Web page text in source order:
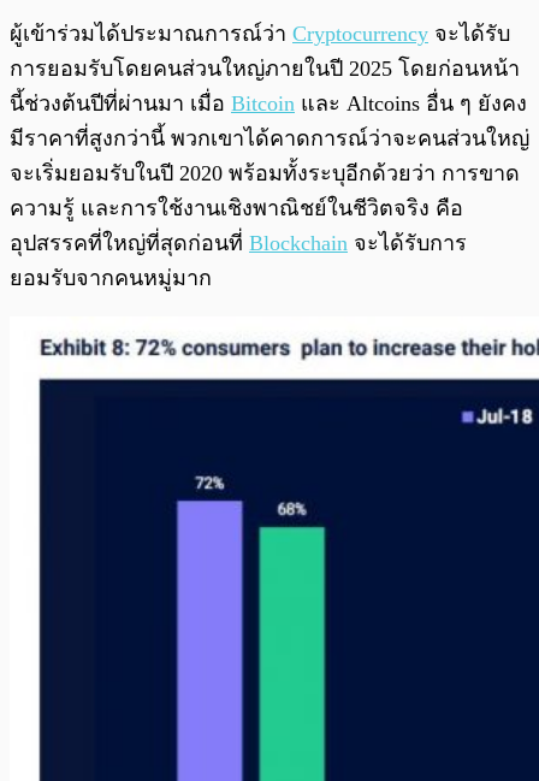
ผู้เข้าร่วมได้ประมาณการณ์ว่า Cryptocurrency จะได้รับ
การยอมรับโดยคนส่วนใหญ่ภายในปี 2025 โดยก่อนหน้า
นี้ช่วงต้นปีที่ผ่านมา เมื่อ Bitcoin และ Altcoins อื่น ๆ ยังคง
มีราคาที่สูงกว่านี้ พวกเขาได้คาดการณ์ว่าจะคนส่วนใหญ่
จะเริ่มยอมรับในปี 2020 พร้อมทั้งระบุอีกด้วยว่า การขาด
ความรู้ และการใช้งานเชิงพาณิชย์ในชีวิตจริง คือ
อุปสรรคที่ใหญ่ที่สุดก่อนที่ Blockchain จะได้รับการ
ยอมรับจากคนหมู่มาก